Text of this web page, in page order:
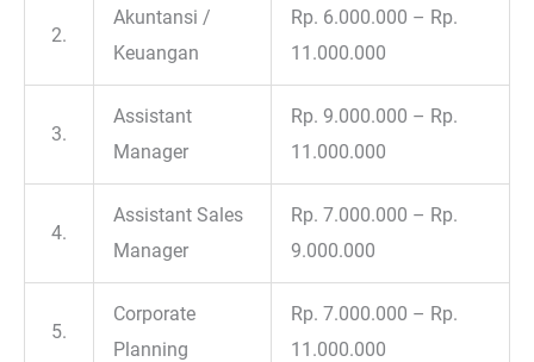
2.
Akuntansi /
Keuangan
Rp. 6.000.000 – Rp.
11.000.000
3.
Assistant
Manager
Rp. 9.000.000 – Rp.
11.000.000
4.
Assistant Sales
Manager
Rp. 7.000.000 – Rp.
9.000.000
5.
Corporate
Planning
Rp. 7.000.000 – Rp.
11.000.000